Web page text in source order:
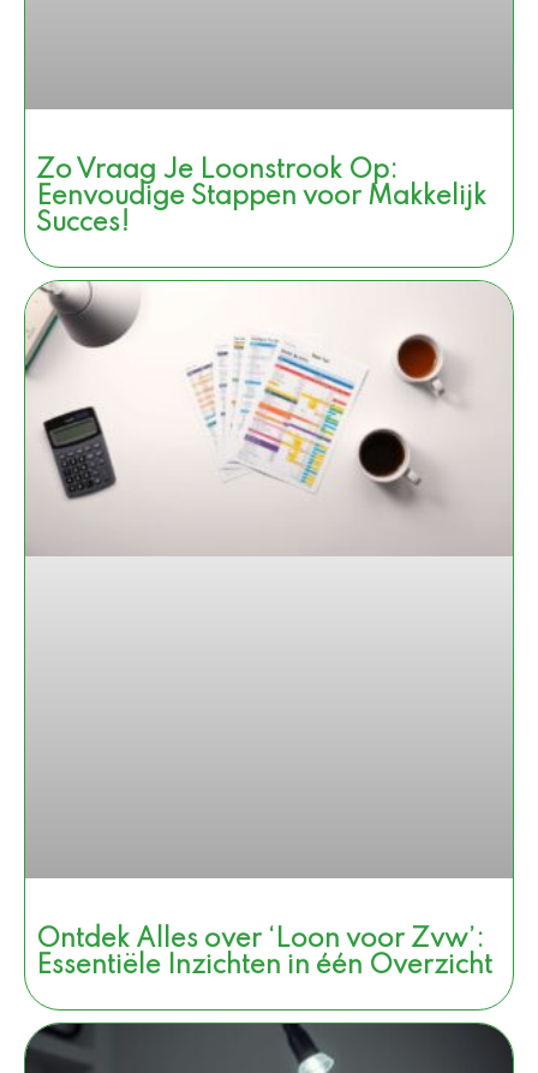
Zo Vraag Je Loonstrook Op:
Eenvoudige Stappen voor Makkelijk
Succes!
Ontdek Alles over ‘Loon voor Zvw’:
Essentiële Inzichten in één Overzicht